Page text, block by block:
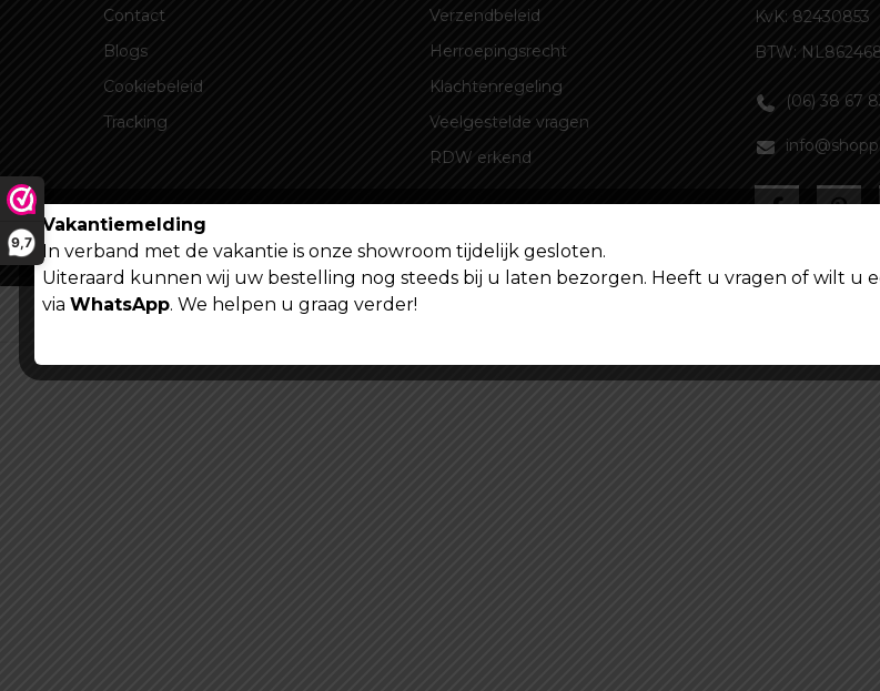
9,7
Contact
Blogs
Cookiebeleid
Tracking
Verzendbeleid
Herroepingsrecht
Klachtenregeling
Veelgestelde vragen
RDW erkend
KvK: 82430853
BTW:
(06) 38 67
Algemene voorwaardenPrivacy verklaring
Vakantiemelding
In verband met de vakantie is onze showroom tijdelijk gesloten.
Uiteraard kunnen wij uw bestelling nog steeds bij u laten bezorgen. Heeft u vragen of wilt u
via WhatsApp. We helpen u graag verder!